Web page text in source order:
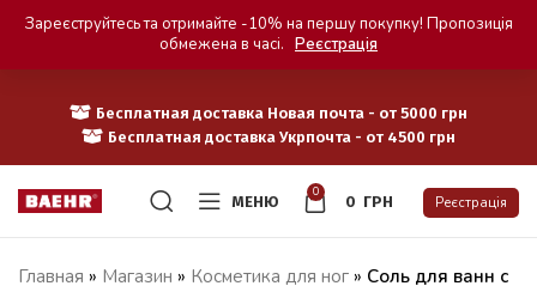
Бесплатная доставка Новая почта - от 5000 грн
Бесплатная доставка Укрпочта - от 4500 грн
МЕНЮ
0
0 ГРН Реєстрація
Главная » Магазин » Косметика для ног » Соль для ванн с
Зареєструйтесь та отримайте -10% на першу покупку! Пропозиція
обмежена в часі. Реєстрація